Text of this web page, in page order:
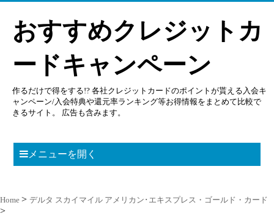
おすすめクレジットカ
ードキャンペーン
作るだけで得をする!? 各社クレジットカードのポイントが貰える入会キ
ャンペーン/入会特典や還元率ランキング等お得情報をまとめて比較で
きるサイト。 広告も含みます。
メニューを開く
Home デルタ スカイマイル アメリカン･エキスプレス・ゴールド・カード